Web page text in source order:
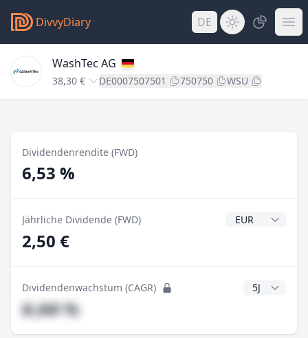
DivvyDiary DE
WashTec AG
38,30 € DE0007507501 750750 WSU
Dividendenrendite (FWD)
6,53 %
Jährliche Dividende (FWD)
2,50 €
Dividendenwachstum (CAGR) CAGR Jahre
#,## %